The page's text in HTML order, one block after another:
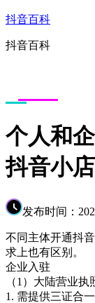
抖音百科
抖音百科
个人和
抖音小
发布时间：
不同主体开通抖
求上也有区别。
企业入驻
（1）大陆营业执
1. 需提供三证合